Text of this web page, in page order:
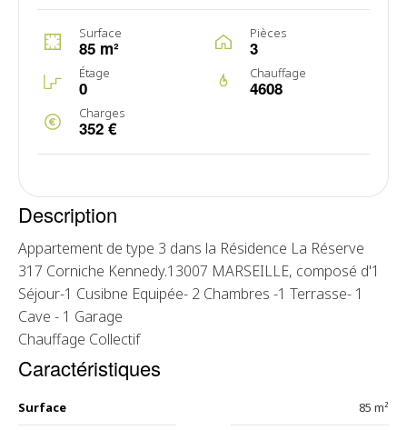
Surface
85 m²
Pièces
3
Étage
0
Chauffage
4608
Charges
352 €
Description
Appartement de type 3 dans la Résidence La Réserve
317 Corniche Kennedy.13007 MARSEILLE, composé d'1
Séjour-1 Cusibne Equipée- 2 Chambres -1 Terrasse- 1
Cave - 1 Garage
Chauffage Collectif
Caractéristiques
Surface 85 m²